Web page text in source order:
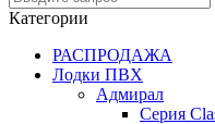
Категории
РАСПРОДАЖА
Лодки ПВХ
Адмирал
Серия